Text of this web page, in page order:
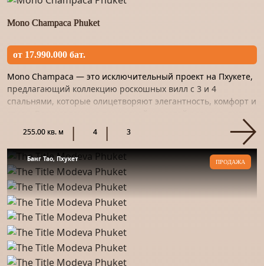
Mono Champaca Phuket
от 17.990.000 бат.
Mono Champaca — это исключительный проект на Пхукете,
предлагающий коллекцию роскошных вилл с 3 и 4
спальнями, которые олицетворяют элегантность, комфорт и
255.00 кв. м 4 3
Банг Тао, Пхукет ПРОДАЖА